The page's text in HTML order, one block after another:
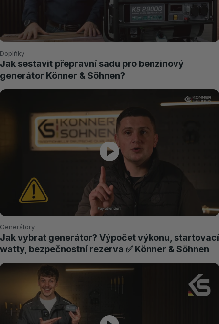
Doplňky
Jak sestavit přepravní sadu pro benzinový
generátor Könner & Söhnen?
Generátory
Jak vybrat generátor? Výpočet výkonu, startovací
watty, bezpečnostní rezerva ✅ Könner & Söhnen